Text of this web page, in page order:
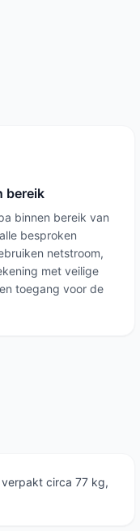
bereik
binnen bereik van
besproken
netstroom,
met veilige
toegang voor de
circa 77 kg,